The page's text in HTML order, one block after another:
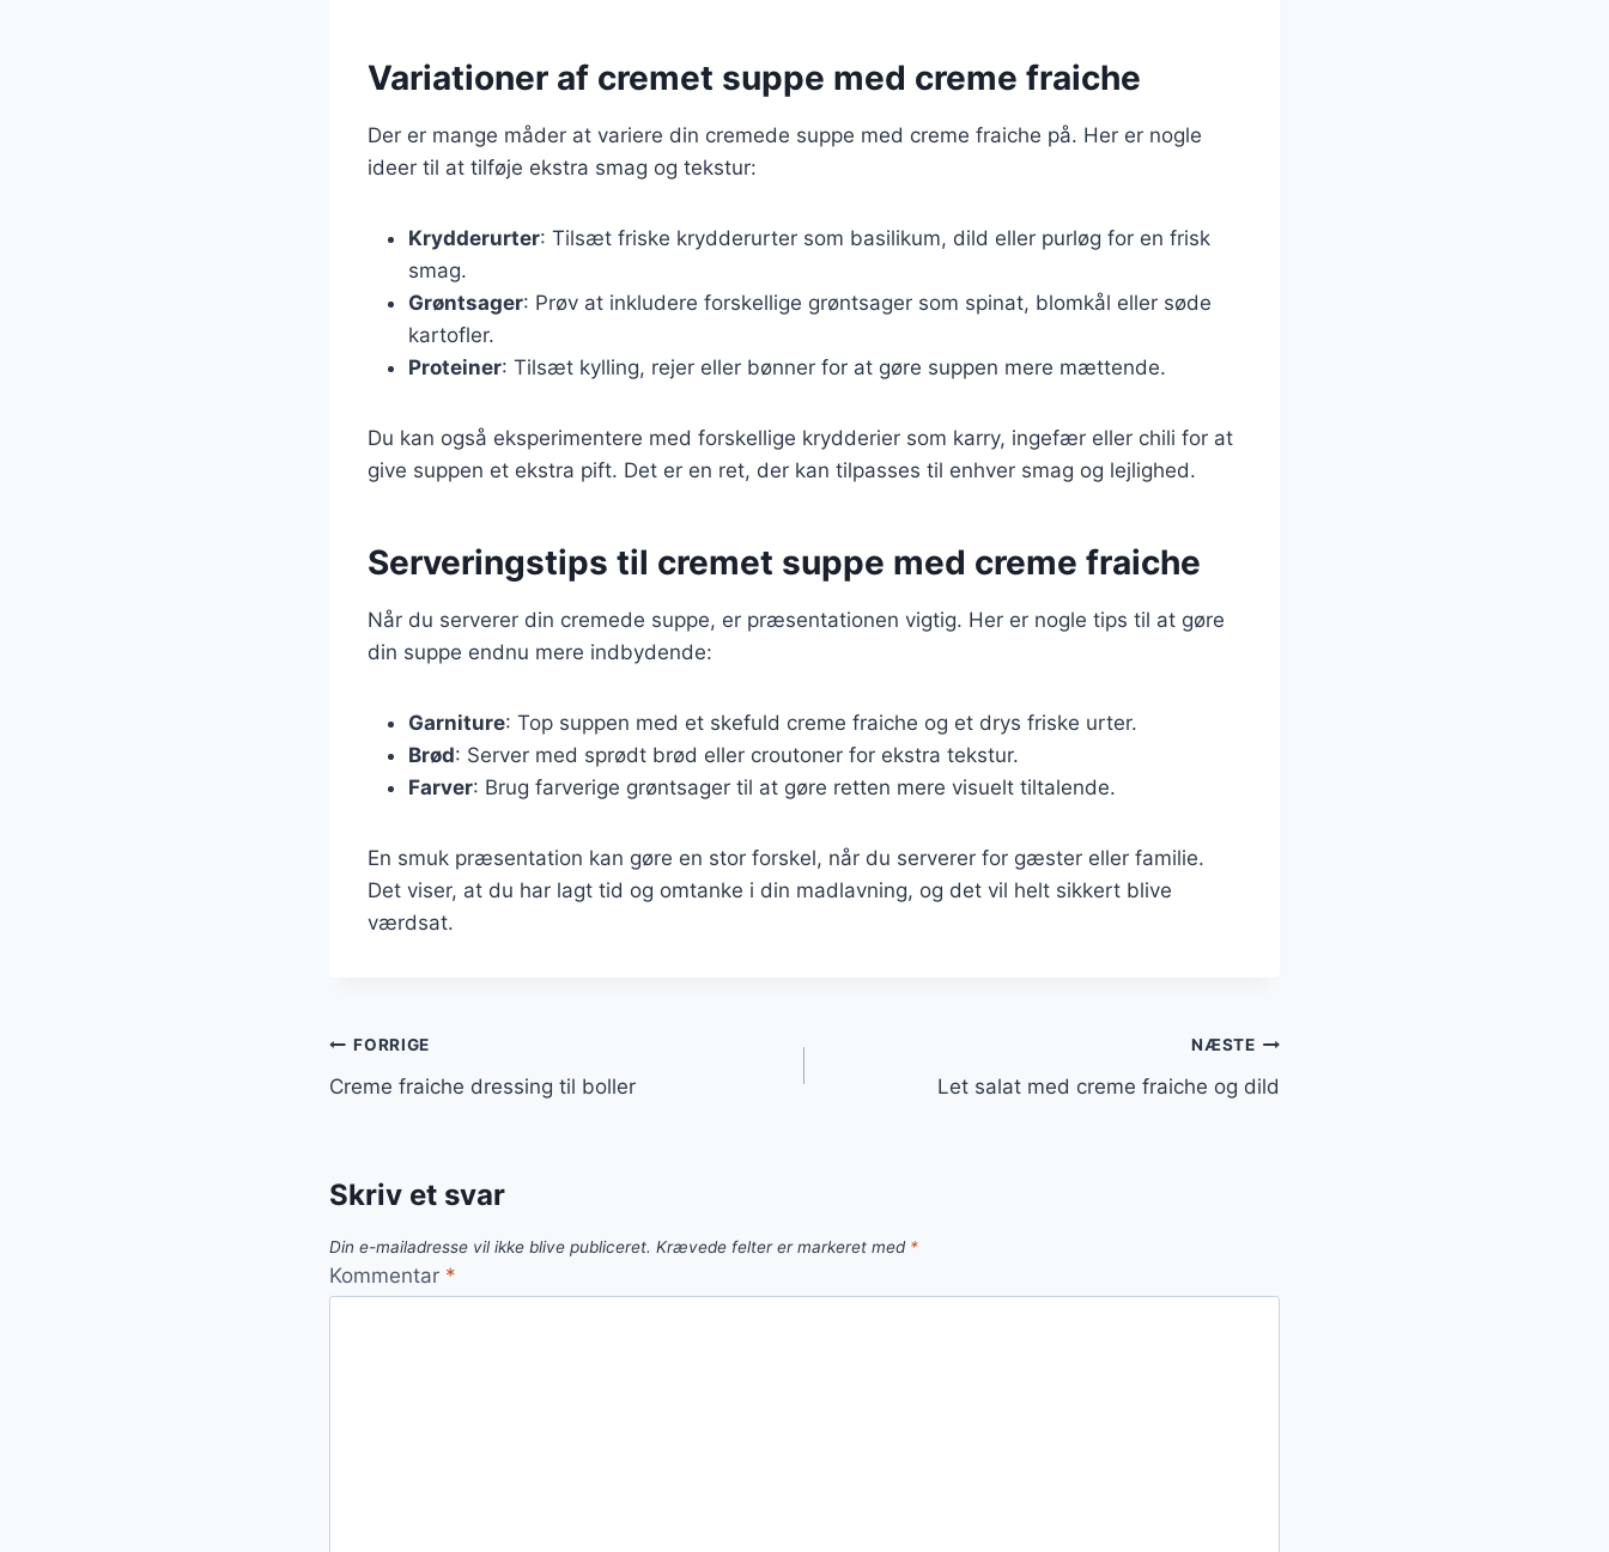
Variationer af cremet suppe med creme fraiche
Der er mange måder at variere din cremede suppe med creme fraiche på. Her er nogle
ideer til at tilføje ekstra smag og tekstur:
Krydderurter: Tilsæt friske krydderurter som basilikum, dild eller purløg for en frisk
smag.
Grøntsager: Prøv at inkludere forskellige grøntsager som spinat, blomkål eller søde
kartofler.
Proteiner: Tilsæt kylling, rejer eller bønner for at gøre suppen mere mættende.
Du kan også eksperimentere med forskellige krydderier som karry, ingefær eller chili for at
give suppen et ekstra pift. Det er en ret, der kan tilpasses til enhver smag og lejlighed.
Serveringstips til cremet suppe med creme fraiche
Når du serverer din cremede suppe, er præsentationen vigtig. Her er nogle tips til at gøre
din suppe endnu mere indbydende:
Garniture: Top suppen med et skefuld creme fraiche og et drys friske urter.
Brød: Server med sprødt brød eller croutoner for ekstra tekstur.
Farver: Brug farverige grøntsager til at gøre retten mere visuelt tiltalende.
En smuk præsentation kan gøre en stor forskel, når du serverer for gæster eller familie.
Det viser, at du har lagt tid og omtanke i din madlavning, og det vil helt sikkert blive
værdsat.
Indlægsnavigation
FORRIGE
Creme fraiche dressing til boller
NÆSTE
Let salat med creme fraiche og dild
Skriv et svar
Din e-mailadresse vil ikke blive publiceret. Krævede felter er markeret med *
Kommentar *